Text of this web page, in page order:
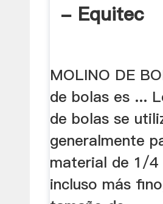
- Equitec
MOLINO DE
de bolas es ...
de bolas se
generalmente
material de 1/4
incluso más